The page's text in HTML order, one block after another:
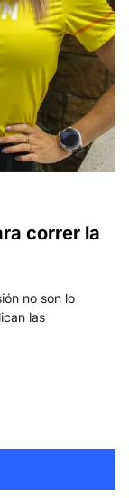
correr la
no son lo
las